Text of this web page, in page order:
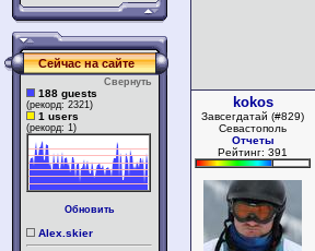
Сейчас на сайте
Свернуть
188 guests
(рекорд: 2321)
1 users
(рекорд: 1)
Обновить
Alex.skier
kokos
Завсегдатай (#829)
Севастополь
Отчеты
Рейтинг: 391